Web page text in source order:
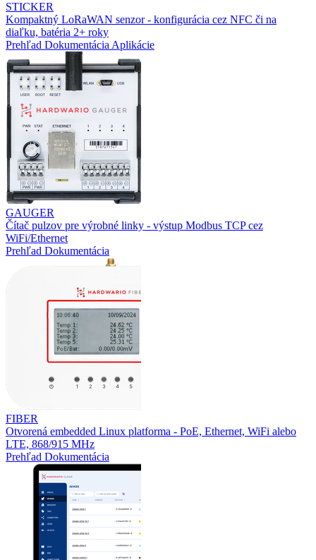
STICKER
Kompaktný LoRaWAN senzor - konfigurácia cez NFC či na
diaľku, batéria 2+ roky
Prehľad Dokumentácia Aplikácie
GAUGER
Čítač pulzov pre výrobné linky - výstup Modbus TCP cez
WiFi/Ethernet
Prehľad Dokumentácia
FIBER
Otvorená embedded Linux platforma - PoE, Ethernet, WiFi alebo
LTE, 868/915 MHz
Prehľad Dokumentácia